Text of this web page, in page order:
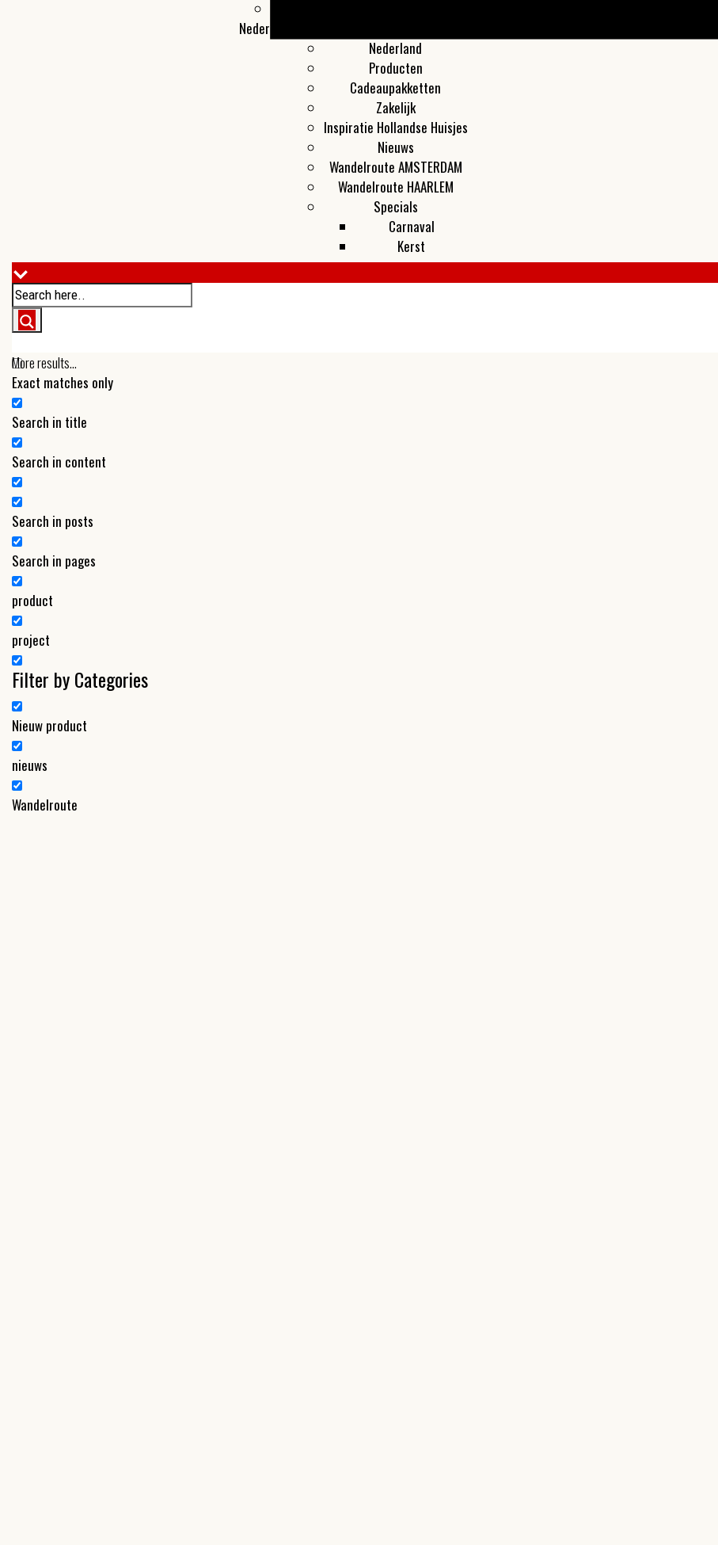
Nederland
Nederland
Producten
Cadeaupakketten
Zakelijk
Inspiratie Hollandse Huisjes
Nieuws
Wandelroute AMSTERDAM
Wandelroute HAARLEM
Specials
Carnaval
Kerst
More results...
Exact matches only
Search in title
Search in content
Search in posts
Search in pages
product
project
Filter by Categories
Nieuw product
nieuws
Wandelroute